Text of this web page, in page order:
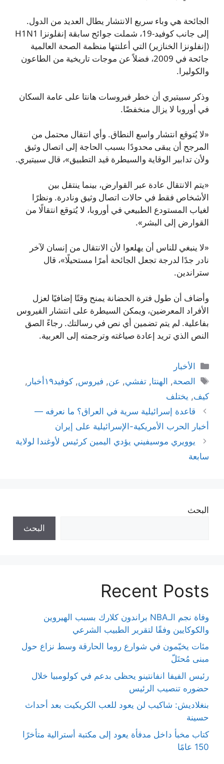
الجائحة هي وباء سريع الانتشار يطال العديد من الدول.
إلى جانب كوفيد‑19، شملت جوائح سابقة إنفلونزا H1N1
(إنفلونزا الخنازير) التي أعلنتها منظمة الصحة العالمية
جائحة في 2009، فضلاً عن موجات تاريخية من الطاعون
والكوليرا.
وذكر سبيتيري أن خطر فيروسات هانتا على عامة السكان
في أوروبا لا يزال منخفضًا.
«لا يُتوقع انتشار واسع النطاق. وأي انتقال محتمل من
المرجح أن يبقى محدودًا بسبب الحاجة إلى اتصال وثيق
ولأن تدابير الوقاية والسيطرة قيد التطبيق»، قال سبيتيري.
«يتم الانتقال عادة عبر القوارض، بينما ينتقل بين
الأشخاص فقط في حالات اتصال وثيق ونادرة. ونظرًا
لغياب المستودع الطبيعي في أوروبا، لا يُتوقع انتقالًا من
القوارض إلى البشر».
«لا ينبغي للناس أن يهلعوا لأن الانتقال من إنسان لآخر
نادر جدًا لدرجة تجعل الجائحة أمرًا مستحيلًا»، قال
ستراندين.
وأضاف أن طول فترة الحضانة يمنح وقتًا إضافيًا لعزل
الأفراد المعرضين، ويمكن السيطرة على انتشار الفيروس
بفاعلية. لم يتم تضمين أي نص في رسالتك. رجاءً الصق
النص الذي تريد إعادة صياغته وترجمته إلى العربية.
التصنيفات
الأخبار
الوسوم
الصحة, الهنتا,تفشي, عن, فيروس,كوفيد١٩أخبار
,
كيف, يختلف
قاعدة إسرائيلية سرية في العراق؟ ما نعرفه —
أخبار الحرب الأمريكية-الإسرائيلية على إيران
يوويري موسيفيني يؤدي اليمين كرئيس لأوغندا لولاية
سابعة
البحث
البحث
Recent Posts
وفاة نجم الـNBA براندون كلارك بسبب الهيروين
والكوكايين وفقًا لتقرير الطبيب الشرعي
مئات يخيّمون في شوارع روما الحارقة وسط نزاع حول
مبنى مُحتَلّ
رئيس الفيفا انفانتينو يحظى بدعم في كولومبيا خلال
حضوره تنصيب الرئيس
بنغلاديش: شاكيب لن يعود للعب الكريكيت بعد أحداث
حسينة
كتاب مخبأ داخل مدفأة يعود إلى مكتبة أسترالية متأخرًا
150 عامًا